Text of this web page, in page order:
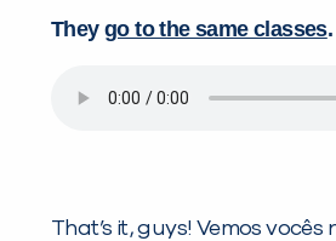
They go to the same classes.
That’s it, guys! Vemos vocês